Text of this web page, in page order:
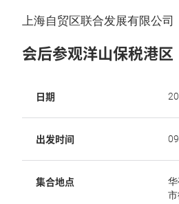
上海自贸区联合发展有限公司
会后参观洋山保税港区
日期
出发时间
集合地点